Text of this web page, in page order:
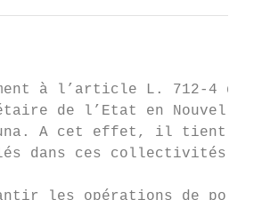
à l’article L. 712-4 du
de l’Etat en
A cet effet, il tient les
dans ces collectivités
les opérations de